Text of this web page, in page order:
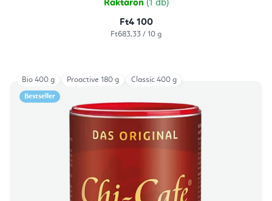
Raktáron (1 db)
Ft4 100
Egységár:
Ft683,33 / 10 g
Bestseller
Bio 400 g Proactive 180 g Classic 400 g